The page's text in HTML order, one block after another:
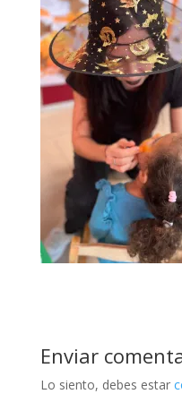
Enviar
Lo siento, debes estar